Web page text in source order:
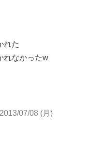
れた
れなかったw
2013/07/08 (月)